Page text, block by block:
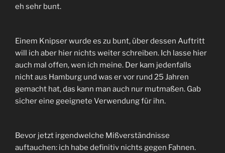
eh sehr bunt.
Einem Knipser wurde es zu bunt, über dessen Auftritt
will ich aber hier nichts weiter schreiben. Ich lasse hier
auch mal offen, wen ich meine. Der kam jedenfalls
nicht aus Hamburg und was er vor rund 25 Jahren
gemacht hat, das kann man auch nur mutmaßen. Gab
sicher eine geeignete Verwendung für ihn.
Bevor jetzt irgendwelche Mißverständnisse
auftauchen: ich habe definitiv nichts gegen Fahnen.